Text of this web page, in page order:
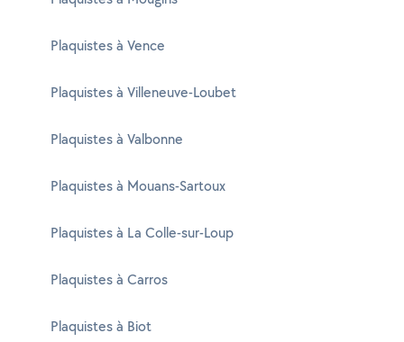
Plaquistes à Vence
Plaquistes à Villeneuve-Loubet
Plaquistes à Valbonne
Plaquistes à Mouans-Sartoux
Plaquistes à La Colle-sur-Loup
Plaquistes à Carros
Plaquistes à Biot